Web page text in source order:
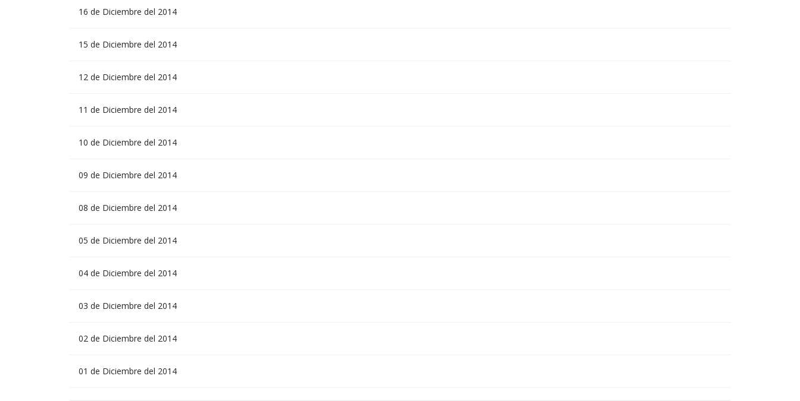
16 de Diciembre del 2014
15 de Diciembre del 2014
12 de Diciembre del 2014
11 de Diciembre del 2014
10 de Diciembre del 2014
09 de Diciembre del 2014
08 de Diciembre del 2014
05 de Diciembre del 2014
04 de Diciembre del 2014
03 de Diciembre del 2014
02 de Diciembre del 2014
01 de Diciembre del 2014